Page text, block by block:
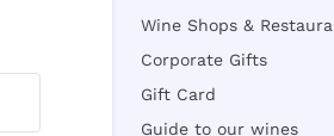
Wine Shops &
Corporate Gifts
Gift Card
Guide to our wines